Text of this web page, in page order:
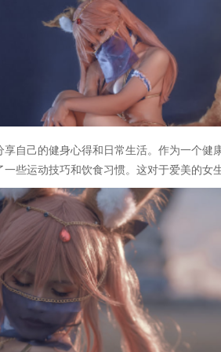
自己的健身心得和日常生活。作为一个健
些运动技巧和饮食习惯。这对于爱美的女